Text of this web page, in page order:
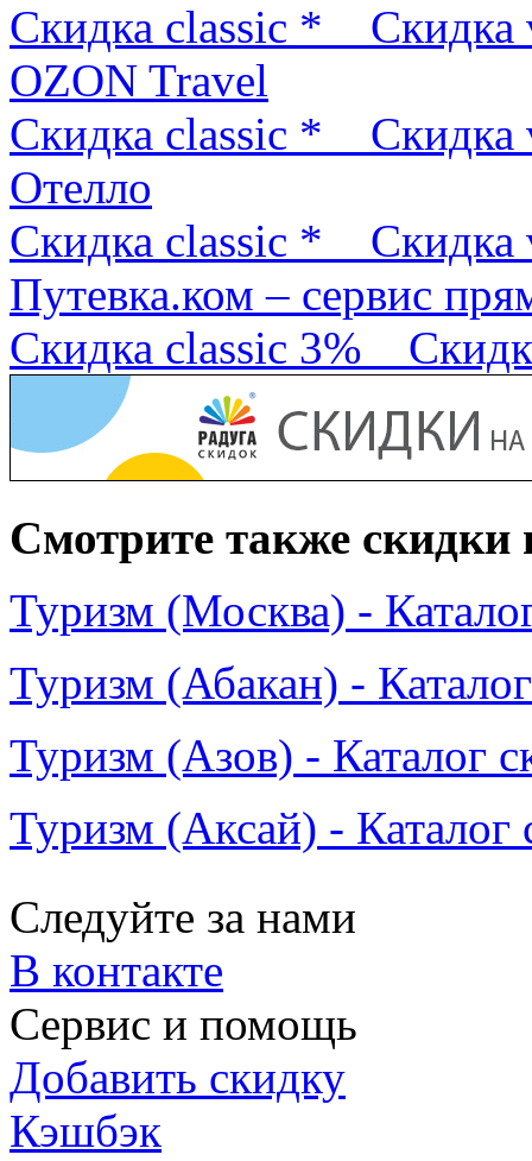
Скидка classic *
Скидка
OZON Travel
Скидка classic *
Скидка
Отелло
Скидка classic *
Скидка
Путевка.ком – сервис
Скидка classic 3%
Смотрите также скидки
Туризм (Москва) -
Туризм (Абакан) -
Туризм (Азов) - Каталог
Туризм (Аксай) - Каталог
Следуйте за нами
В контакте
Сервис и помощь
Добавить скидку
Кэшбэк